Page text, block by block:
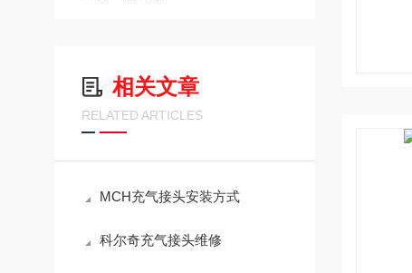
相关文章
RELATED ARTICLES
MCH充气接头安装方式
科尔奇充气接头维修